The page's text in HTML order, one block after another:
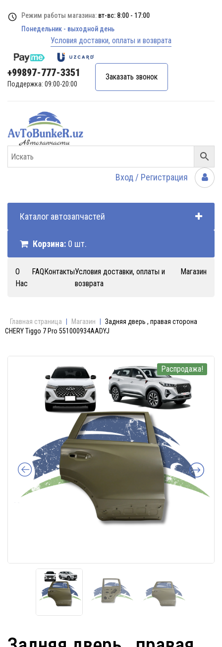
Режим работы магазина: вт-вс: 8:00 - 17:00
Понедельник - выходной день
Условия доставки, оплаты и возврата
+99897-777-3351
Поддержка: 09:00-20:00
Заказать звонок
Вход / Регистрация
Каталог автозапчастей
Корзина: 0 шт.
О
Нас
FAQКонтактыУсловия доставки, оплаты и
возврата
Магазин
Главная страница Магазин
Задняя дверь , правая сторона
CHERY Tiggo 7 Pro 551000934AADYJ
Распродажа!